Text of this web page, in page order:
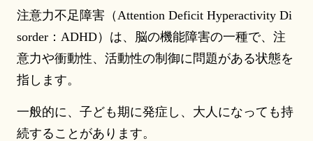
注意力不足障害（Attention Deficit Hyperactivity Di
sorder：ADHD）は、脳の機能障害の一種で、注
意力や衝動性、活動性の制御に問題がある状態を
指します。
一般的に、子ども期に発症し、大人になっても持
続することがあります。